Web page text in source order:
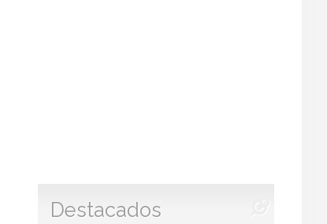
Destacados